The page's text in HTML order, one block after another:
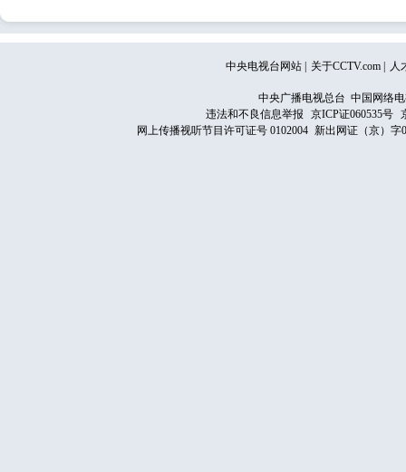
中央电视台网站 关于CCTV.com 人
中央广播电视总台 中国网络
违法和不良信息举报
京ICP证060535号
网上传播视听节目许可证号 0102004 新出网证（京）